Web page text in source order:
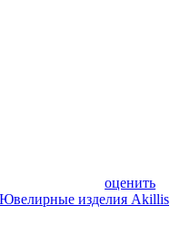
оценить
Ювелирные изделия Akillis